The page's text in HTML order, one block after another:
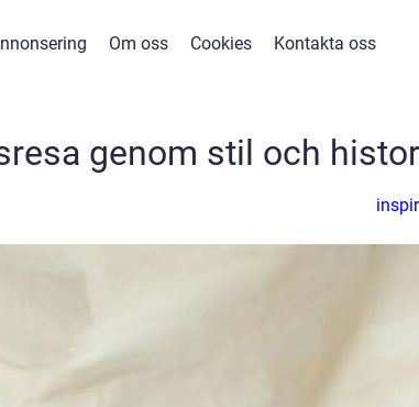
Om oss Cookies Kontakta oss
genom stil och